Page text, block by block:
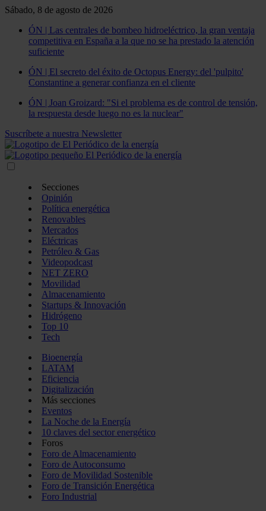
Sábado, 8 de agosto de 2026
ÓN | Las centrales de bombeo hidroeléctrico, la gran ventaja
competitiva en España a la que no se ha prestado la atención
suficiente
ÓN | El secreto del éxito de Octopus Energy: del 'pulpito'
Constantine a generar confianza en el cliente
ÓN | Joan Groizard: "Si el problema es de control de tensión,
la respuesta desde luego no es la nuclear"
Suscríbete a nuestra Newsletter
Secciones
Opinión
Política energética
Renovables
Mercados
Eléctricas
Petróleo & Gas
Videopodcast
NET ZERO
Movilidad
Almacenamiento
Startups & Innovación
Hidrógeno
Top 10
Tech
Bioenergía
LATAM
Eficiencia
Digitalización
Más secciones
Eventos
La Noche de la Energía
10 claves del sector energético
Foros
Foro de Almacenamiento
Foro de Autoconsumo
Foro de Movilidad Sostenible
Foro de Transición Energética
Foro Industrial